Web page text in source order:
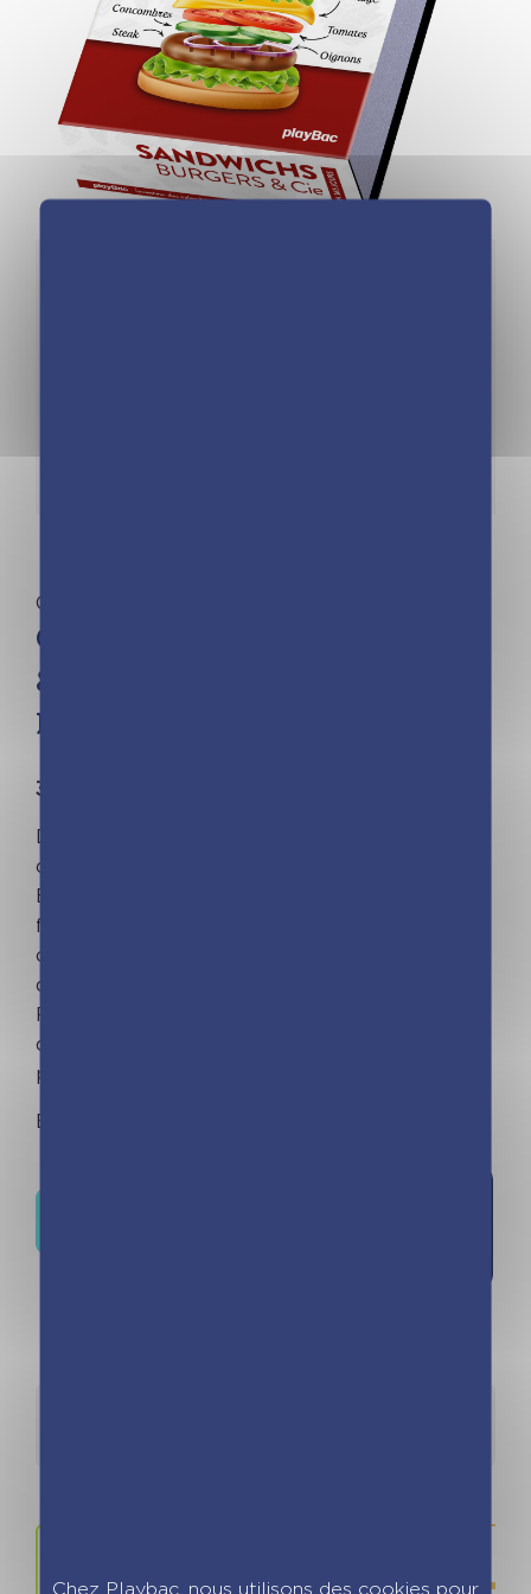
Calendriers
Calendrier Sandwichs, Burgers
& Cie en 365 jours – Année à
bloc
365 sandwichs gourmands en images !
Découvrez des recettes visuelles, classiques ou
originales pour vous régaler toute l'année !
Burgers, wraps, bagels, hot-dogs…préparez
facilement vos sandwichs pour toutes les
occasions : du pique-nique en famille au goûter
des enfants !
Retrouvez les spécialités du monde revisitées,
des recettes de sauces et des fiches pratiques
pour devenir un pro des repas improvisés !
Bon appétit !
Chez Playbac, nous utilisons des cookies pour